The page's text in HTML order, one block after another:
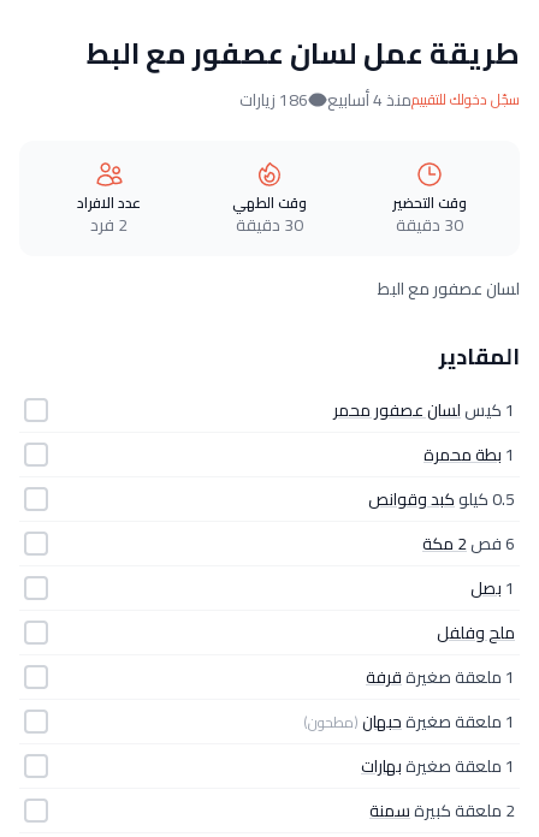
طريقة عمل لسان عصفور مع البط
سجّل دخولك للتقييممنذ 4 أسابيع 186 زيارات
وقت التحضير
30 دقيقة
وقت الطهي
30 دقيقة
عدد الافراد
2 فرد
لسان عصفور مع البط
المقادير
1 كيس
لسان عصفور محمر
1بطة محمرة
0.5 كيلو
كبد وقوانص
6 فص
2 مكة
1بصل
ملح وفلفل
1 ملعقة صغيرة
قرفة
1 ملعقة صغيرة
حبهان(مطحون)
1 ملعقة صغيرة
بهارات
2 ملعقة كبيرة
سمنة